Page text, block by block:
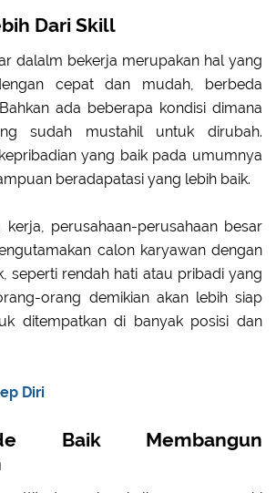
Dari Skill
dalalm bekerja merupakan hal yang
cepat dan mudah, berbeda
ada beberapa kondisi dimana
sudah mustahil untuk dirubah.
yang baik pada umumnya
beradapatasi yang lebih baik.
perusahaan-perusahaan besar
calon karyawan dengan
seperti rendah hati atau pribadi yang
orang demikian akan lebih siap
ditempatkan di banyak posisi dan
Diri
Baik Membangun